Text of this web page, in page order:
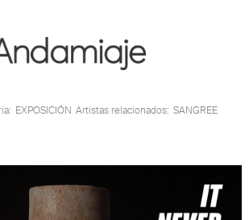
Los Ángeles
EXPOSICIÓN Artistas relacionados: SANGREE